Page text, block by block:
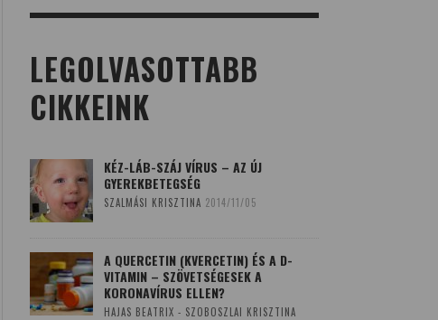
LEGOLVASOTTABB
CIKKEINK
KÉZ-LÁB-SZÁJ VÍRUS – AZ ÚJ
GYEREKBETEGSÉG
SZALMÁSI KRISZTINA 2014/11/05
A QUERCETIN (KVERCETIN) ÉS A D-
VITAMIN – SZÖVETSÉGESEK A
KORONAVÍRUS ELLEN?
HAJAS BEATRIX - SZOBOSZLAI KRISZTINA